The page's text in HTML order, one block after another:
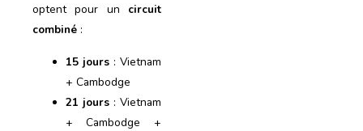
optent pour un circuit
combiné :
15 jours: Vietnam
+ Cambodge
21 jours: Vietnam
+ Cambodge +